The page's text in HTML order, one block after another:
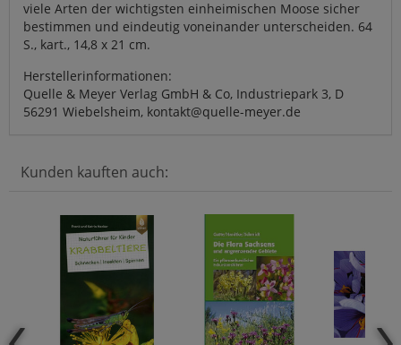
viele Arten der wichtigsten einheimischen Moose sicher
bestimmen und eindeutig voneinander unterscheiden. 64
S., kart., 14,8 x 21 cm.
Herstellerinformationen:
Quelle & Meyer Verlag GmbH & Co, Industriepark 3, D
56291 Wiebelsheim, kontakt@quelle-meyer.de
Kunden kauften auch: